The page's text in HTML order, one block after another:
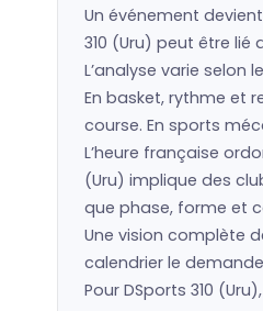
Un événement
310 (Uru) peut être
L’analyse varie
En basket, rythme et
course. En sports
L’heure française
(Uru) implique des
que phase, forme et
Une vision complète
calendrier le
Pour DSports 310